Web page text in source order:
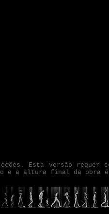
Esta versão requer
e a altura final da obra é